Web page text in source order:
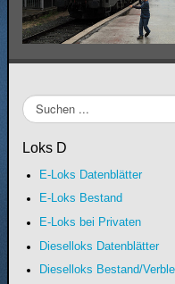
Suchen
...
Loks D
E-Loks Datenblätter
E-Loks Bestand
E-Loks bei Privaten
Dieselloks Datenblätter
Dieselloks Bestand/